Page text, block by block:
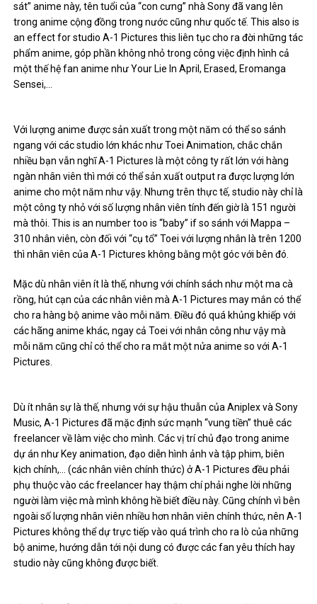
sát” anime này, tên tuổi của “con cưng” nhà Sony đã vang lên
trong anime cộng đồng trong nước cũng như quốc tế. This also is
an effect for studio A-1 Pictures this liên tục cho ra đời những tác
phẩm anime, góp phần không nhỏ trong công việc định hình cả
một thế hệ fan anime như Your Lie In April, Erased, Eromanga
Sensei,…
Với lượng anime được sản xuất trong một năm có thể so sánh
ngang với các studio lớn khác như Toei Animation, chắc chắn
nhiều bạn vẫn nghĩ A-1 Pictures là một công ty rất lớn với hàng
ngàn nhân viên thì mới có thể sản xuất output ra được lượng lớn
anime cho một năm như vậy. Nhưng trên thực tế, studio này chỉ là
một công ty nhỏ với số lượng nhân viên tính đến giờ là 151 người
mà thôi. This is an number too is “baby” if so sánh với Mappa –
310 nhân viên, còn đối với “cụ tổ” Toei với lượng nhân là trên 1200
thì nhân viên của A-1 Pictures không bằng một góc với bên đó.
Mặc dù nhân viên ít là thế, nhưng với chính sách như một ma cà
rồng, hút cạn của các nhân viên mà A-1 Pictures may mắn có thể
cho ra hàng bộ anime vào mỗi năm. Điều đó quá khủng khiếp với
các hãng anime khác, ngay cả Toei với nhân công như vậy mà
mỗi năm cũng chỉ có thể cho ra mắt một nửa anime so với A-1
Pictures.
Dù ít nhân sự là thế, nhưng với sự hậu thuẫn của Aniplex và Sony
Music, A-1 Pictures đã mặc định sức mạnh “vung tiền” thuê các
freelancer về làm việc cho mình. Các vị trí chủ đạo trong anime
dự án như Key animation, đạo diễn hình ảnh và tập phim, biên
kịch chính,… (các nhân viên chính thức) ở A-1 Pictures đều phải
phụ thuộc vào các freelancer hay thậm chí phải nghe lời những
người làm việc mà mình không hề biết điều này. Cũng chính vì bên
ngoài số lượng nhân viên nhiều hơn nhân viên chính thức, nên A-1
Pictures không thể dự trực tiếp vào quá trình cho ra lò của những
bộ anime, hướng dẫn tới nội dung có được các fan yêu thích hay
studio này cũng không được biết.